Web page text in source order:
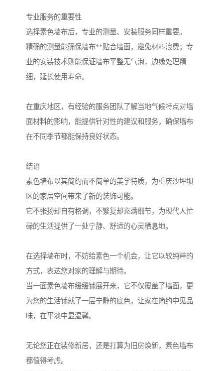
专业服务的重要性
选择素色墙布后，专业的测量、安装服务同样重要。
精确的测量能确保墙布**贴合墙面，避免材料浪费；专
业的安装技术则能保证墙布平整无气泡，边缘处理精
细，延长使用寿命。
在重庆地区，有经验的服务团队了解当地气候特点对墙
面材料的影响，能提供针对性的建议和服务，确保墙布
在不同季节都能保持良好状态。
结语
素色墙布以其简约而不简单的美学特质，为重庆沙坪坝
区的家居空间带来了新的装饰可能。
它不张扬却自有格调，不繁复却充满细节，为现代人忙
碌的生活提供了一处宁静、舒适的心灵栖息地。
在选择墙布时，不妨给素色一个机会，让它以较纯粹的
方式，表达您对家的理解与期待。
当一面素色墙布缓缓铺展开来，它不仅覆盖了墙面，更
为您的生活铺就了一层宁静的底色，让家在简约中见品
味，在平淡中显温馨。
无论您正在装修新居，还是打算为旧房焕新，素色墙布
都值得考虑。